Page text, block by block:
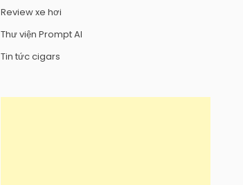
Review xe hơi
Thư viện Prompt AI
Tin tức cigars